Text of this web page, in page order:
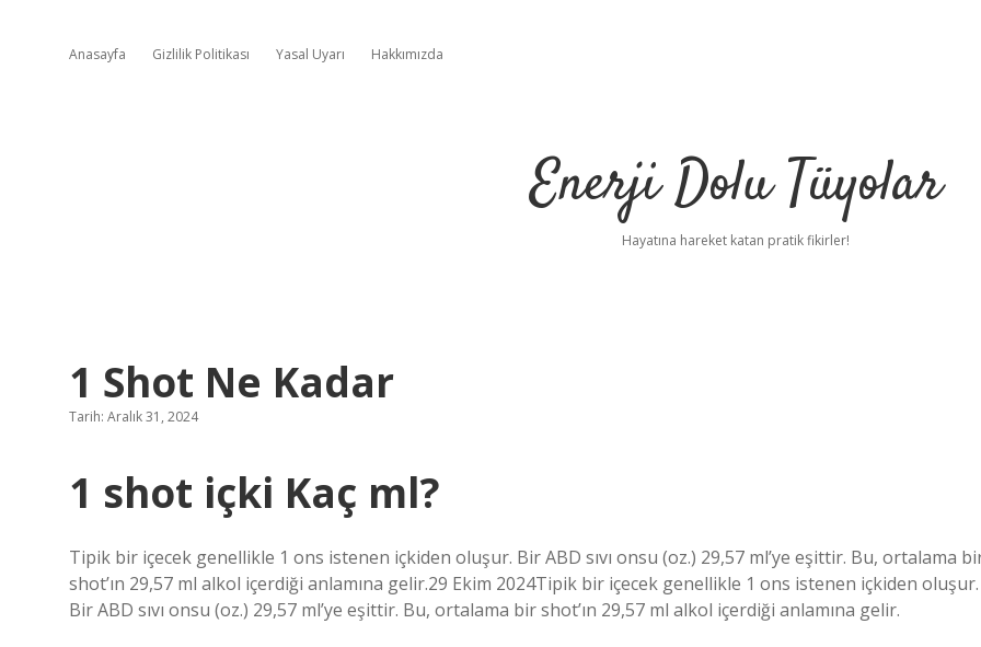
Anasayfa Gizlilik Politikası Yasal Uyarı Hakkımızda
Enerji Dolu Tüyolar
Hayatına hareket katan pratik fikirler!
1 Shot Ne Kadar
Tarih: Aralık 31, 2024
1 shot içki Kaç ml?
Tipik bir içecek genellikle 1 ons istenen içkiden oluşur. Bir ABD sıvı onsu (oz.) 29,57 ml’ye eşittir. Bu, ortalama
shot’ın 29,57 ml alkol içerdiği anlamına gelir.29 Ekim 2024Tipik bir içecek genellikle 1 ons istenen içkiden oluşur.
Bir ABD sıvı onsu (oz.) 29,57 ml’ye eşittir. Bu, ortalama bir shot’ın 29,57 ml alkol içerdiği anlamına gelir.